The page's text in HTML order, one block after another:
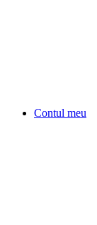
Contul meu